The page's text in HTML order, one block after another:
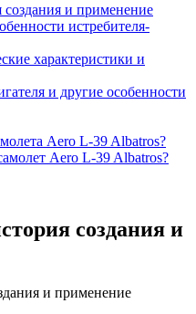
и применение
истребителя-
характеристики и
и другие особенности
Aero L-39 Albatros?
Aero L-39 Albatros?
создания и